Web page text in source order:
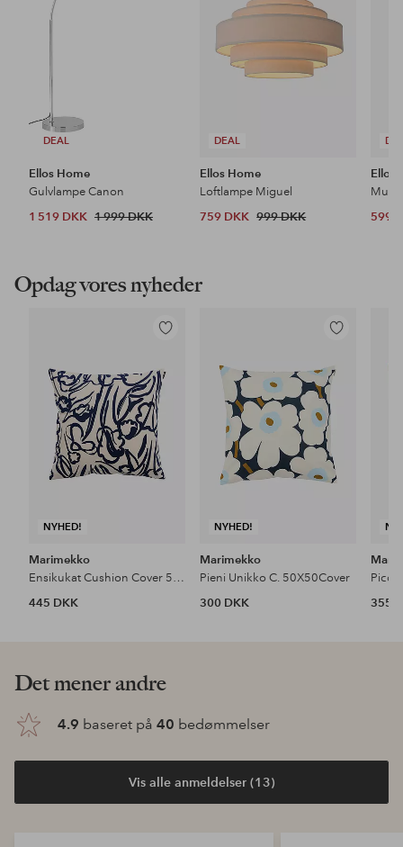
DEAL
Ellos Home
Gulvlampe Canon
1 519 DKK 1 999 DKK
DEAL
Ellos Home
Loftlampe Miguel
759 DKK 999 DKK
Ellos
599
Opdag vores nyheder
NYHED!
Tilføj
favoritter
Marimekko
Ensikukat Cushion Cover 50×50
445 DKK
NYHED!
Tilføj
favoritter
Marimekko
Pieni Unikko C. 50X50Cover
300 DKK
355
Det mener andre
4.9 baseret på 40 bedømmelser
Vis alle anmeldelser (13)